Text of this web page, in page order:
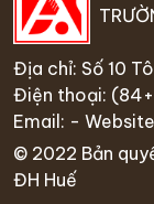
Địa chỉ: Số 10
Điện thoại:
Email: -
© 2022 Bản
ĐH Huế